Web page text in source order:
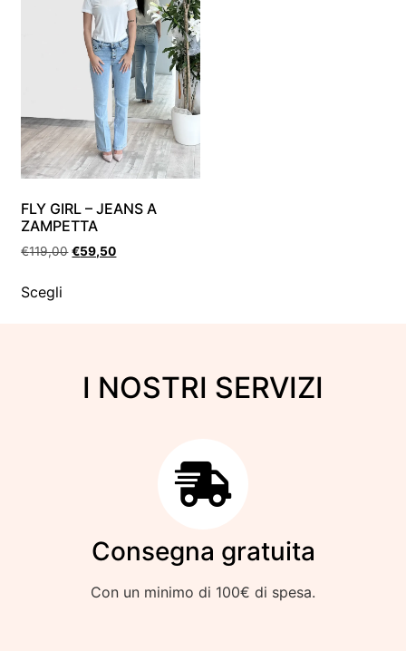
FLY GIRL – JEANS A
ZAMPETTA
€119,00 €59,50
Scegli
I NOSTRI SERVIZI
Consegna gratuita
Con un minimo di 100€ di spesa.